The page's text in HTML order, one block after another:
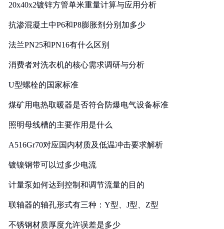
20x40x2镀锌方管单米重量计算与应用分析
抗渗混凝土中P6和P8膨胀剂分别加多少
法兰PN25和PN16有什么区别
消费者对洗衣机的核心需求调研与分析
U型螺栓的国家标准
煤矿用电热取暖器是否符合防爆电气设备标准
照明母线槽的主要作用是什么
A516Gr70对应国内材质及低温冲击要求解析
镀镍钢带可以过多少电流
计量泵如何达到控制和调节流量的目的
联轴器的轴孔形式有三种：Y型、J型、Z型
不锈钢材质厚度允许误差是多少